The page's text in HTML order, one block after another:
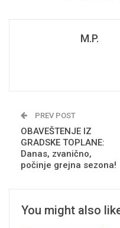
M.P.
PREV POST
OBAVEŠTENJE IZ
GRADSKE TOPLANE:
Danas, zvanično,
počinje grejna sezona!
You might also